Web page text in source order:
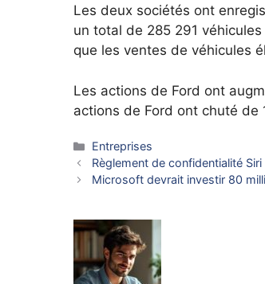
Les deux sociétés ont
un total de 285 291
que les ventes de véhicules
Les actions de Ford ont
actions de Ford ont chuté de
Catégories
Entreprises
Règlement de confidentialité
Microsoft devrait investir 80